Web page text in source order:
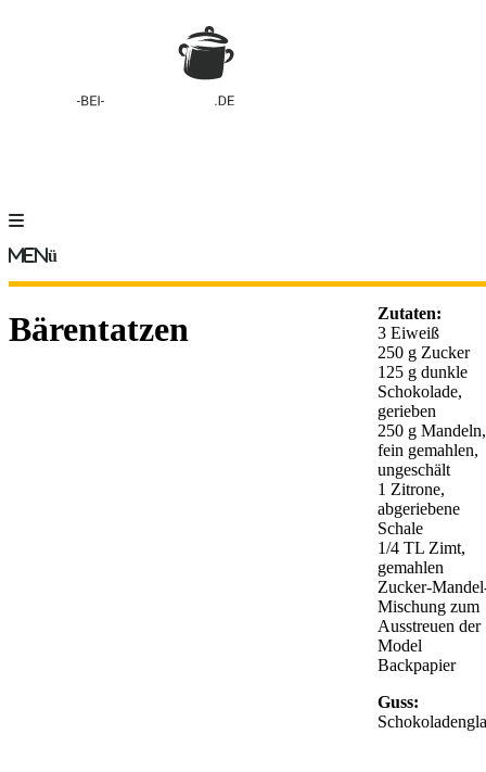
Menü
Bärentatzen
Zutaten:
3 Eiweiß
250 g Zucker
125 g dunkle
Schokolade,
gerieben
250 g Mandeln,
fein gemahlen,
ungeschält
1 Zitrone,
abgeriebene
Schale
1/4 TL Zimt,
gemahlen
Zucker-
Mischung zum
Ausstreuen der
Model
Backpapier
Guss: